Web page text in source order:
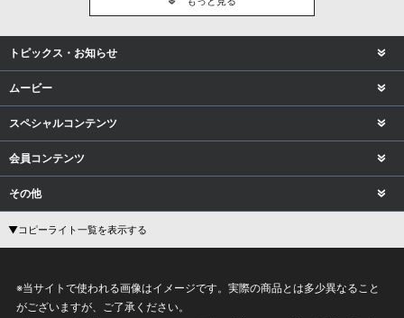
トピックス・お知らせ
ムービー
スペシャルコンテンツ
会員コンテンツ
その他
▼コピーライト一覧を表示する
※当サイトで使われる画像はイメージです。実際の商品とは多少異なること
がございますが、ご了承ください。